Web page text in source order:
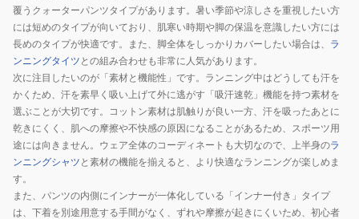
覆うクォーターパンツタイプがあります。暑い季節や涼しさを重視したい方
には短めのタイプが向いており、肌寒い時期や脚の保温を意識したい方には
長めのタイプが快適です。また、脚全体をしっかりカバーしたい場合は、 ラ
ンニングタイツ との組み合わせも非常に人気があります。
次に注目したいのが「素材と機能性」です。ランニング中はどうしても汗を
かくため、汗を素早く吸い上げて外に逃がす「吸汗速乾」機能を持つ素材を
選ぶことが大切です。コットン素材は肌触りが良い一方、汗を吸ったあとに
乾きにくく、肌への摩擦や不快感の原因になることがあるため、スポーツ用
途には向きません。ウェア全体のコーディネートも大切なので、上半身のラ
ンニングシャツ と素材の機能を揃えると、より快適なランニングが楽しめま
す。
また、パンツの内側にインナーが一体化している「インナー付き」タイプ
は、下着を別途用意する手間がなく、ずれや摩擦が起きにくいため、初心者